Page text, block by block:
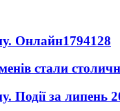
Онлайн1794128
стали
Події за липень